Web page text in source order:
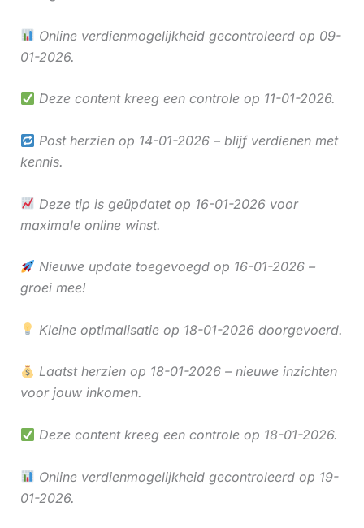
Online verdienmogelijkheid gecontroleerd op 09-
01-2026.
Deze content kreeg een controle op 11-01-2026.
Post herzien op 14-01-2026 – blijf verdienen met
kennis.
Deze tip is geüpdatet op 16-01-2026 voor
maximale online winst.
Nieuwe update toegevoegd op 16-01-2026 –
groei mee!
Kleine optimalisatie op 18-01-2026 doorgevoerd.
Laatst herzien op 18-01-2026 – nieuwe inzichten
voor jouw inkomen.
Deze content kreeg een controle op 18-01-2026.
Online verdienmogelijkheid gecontroleerd op 19-
01-2026.